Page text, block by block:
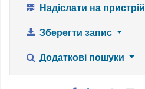
Надіслати на пристрій
Зберегти запис
Додаткові пошуки